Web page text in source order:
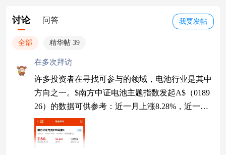
我要发帖
讨论 问答
全部 精华帖 39
在多次拜访
许多投资者在寻找可参与的领域，电池行业是其中
方向之一。$南方中证电池主题指数发起A$（0189
26）的数据可供参考：近一月上涨8.28%，近一年
累计涨幅97.03%，其近一年表现在同类中领先。
该产品通过跟踪中证电池主题指数进行运作，该指